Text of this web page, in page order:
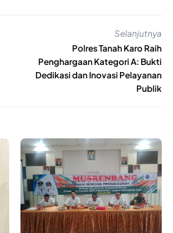
Selanjutnya
Polres Tanah Karo Raih
Penghargaan Kategori A: Bukti
Dedikasi dan Inovasi Pelayanan
Publik